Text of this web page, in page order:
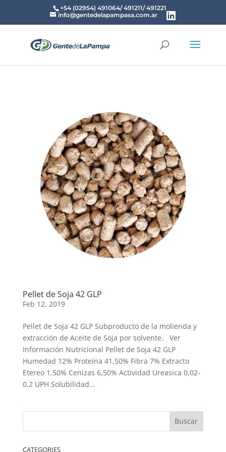
+54 (02954) 491064/ 491211/ 491221
info@gentedelapampasa.com.ar
Pellet de Soja 42 GLP
Feb 12, 2019
Pellet de Soja 42 GLP Subproducto de la molienda y
extracción de Aceite de Soja por solvente. Ver
Información Nutricional Pellet de Soja 42 GLP
Humedad 12% Proteína 41,50% Fibra 7% Extracto
Etereo 1,50% Cenizas 6,50% Actividad Ureasica 0,02-
0,2 UPH Solubilidad...
CATEGORIES